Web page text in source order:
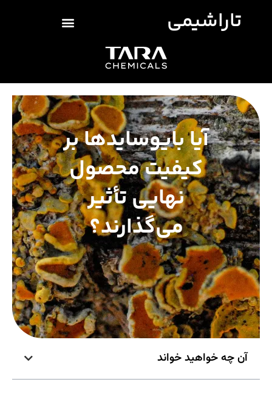
تاراشیمی
آیا بایوسایدها بر
کیفیت محصول
نهایی تأثیر
می‌گذارند؟
آن چه خواهید خواند